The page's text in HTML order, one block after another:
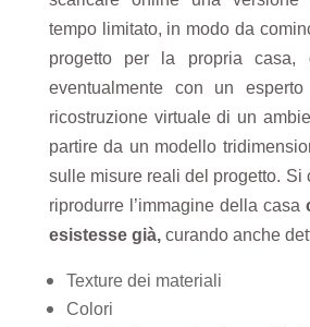
tempo limitato, in modo da
progetto per la propria casa,
eventualmente con un
ricostruzione virtuale di un
partire da un modello
sulle misure reali del progetto. Si
riprodurre l’immagine della casa
esistesse già,curando anche
Texture dei materiali
Colori